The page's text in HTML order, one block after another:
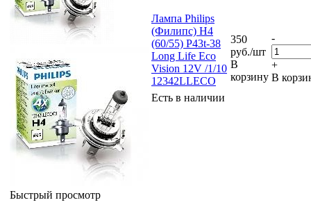
Быстрый просмотр
Лампа Philips
(Филипс) H4
(60/55) P43t-38
Long Life Eco
Vision 12V /1/10
12342LLECO
Есть в наличии
350
руб./шт
В
корзину
-
+
В